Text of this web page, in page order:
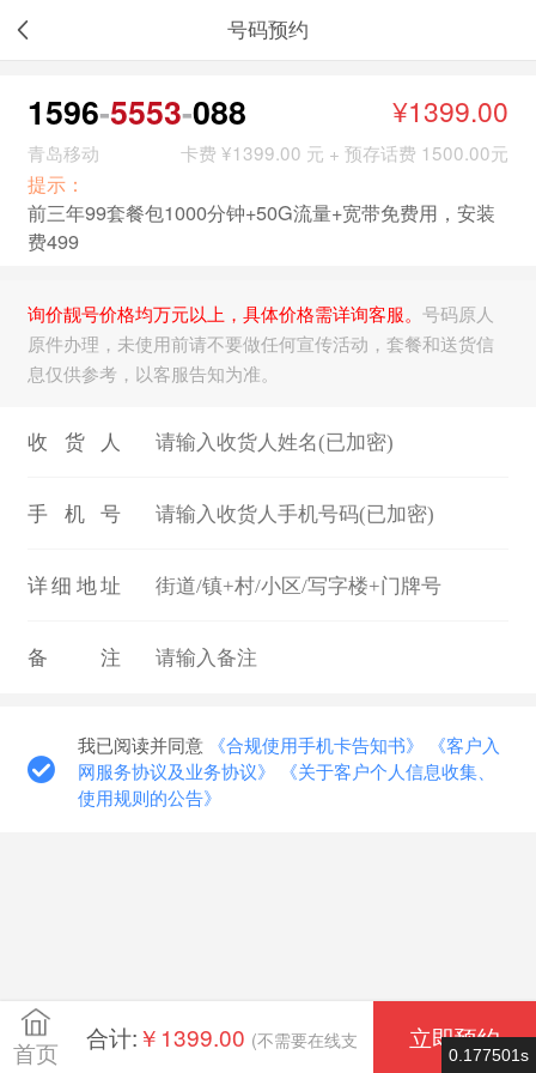
号码预约
1596 5553 088 ¥1399.00
青岛移动 卡费 ¥1399.00 元 + 预存话费 1500.00元
提示：
前三年99套餐包1000分钟+50G流量+宽带免费用，安装
费499
询价靓号价格均万元以上，具体价格需详询客服。 号码原人
原件办理，未使用前请不要做任何宣传活动，套餐和送货信
息仅供参考，以客服告知为准。
收货人
手机号
详细地址
备注
我已阅读并同意 《合规使用手机卡告知书》
《客户入
网服务协议及业务协议》
《关于客户个人信息收集、
使用规则的公告》
首页
合计:￥1399.00 (不需要在线支 立即预约
0.177501s